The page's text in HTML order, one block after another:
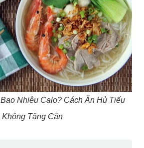
Nhiêu Calo? Cách Ăn Hủ Tiếu
Không Tăng Cân